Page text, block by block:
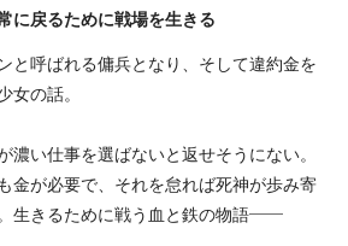
に戻るために戦場を生きる
と呼ばれる傭兵となり、そして違約金を
の話。
濃い仕事を選ばないと返せそうにない。
金が必要で、それを怠れば死神が歩み寄
生きるために戦う血と鉄の物語――